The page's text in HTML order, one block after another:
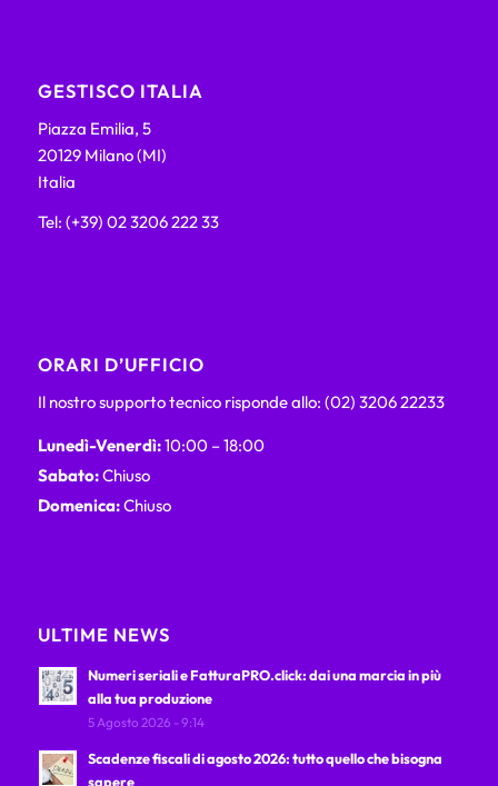
GESTISCO ITALIA
Piazza Emilia, 5
20129 Milano (MI)
Italia
Tel: (+39) 02 3206 222 33
ORARI D’UFFICIO
Il nostro supporto tecnico risponde allo: (02) 3206 22233
Lunedì-Venerdì:10:00 – 18:00
Sabato:Chiuso
Domenica:Chiuso
ULTIME NEWS
Numeri seriali e FatturaPRO.click: dai una marcia in più
alla tua produzione
5 Agosto 2026 - 9:14
Scadenze fiscali di agosto 2026: tutto quello che bisogna
sapere